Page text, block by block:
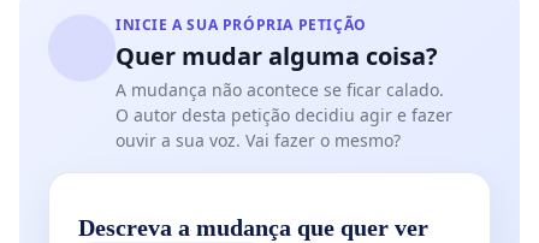
INICIE A SUA PRÓPRIA PETIÇÃO
Quer mudar alguma coisa?
A mudança não acontece se ficar calado.
O autor desta petição decidiu agir e fazer
ouvir a sua voz. Vai fazer o mesmo?
Descreva a mudança que quer ver